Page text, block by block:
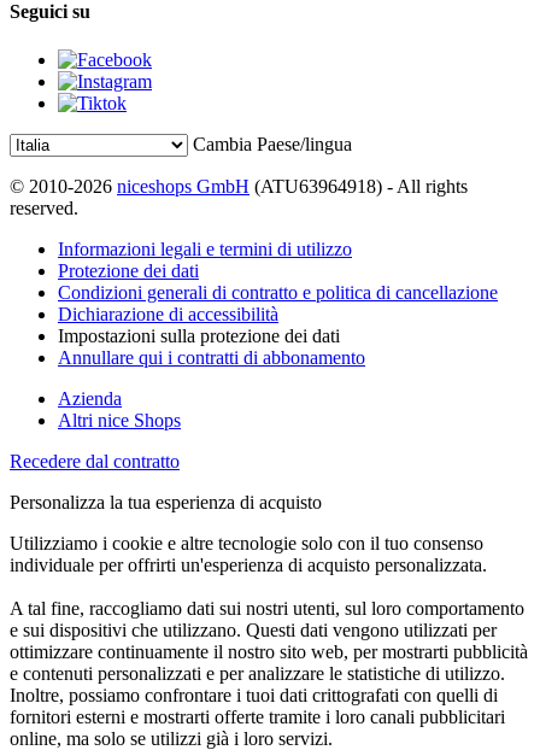
Seguici su
Cambia Paese/lingua
© 2010-2026 niceshops GmbH (ATU63964918) - All rights
reserved.
Informazioni legali e termini di utilizzo
Protezione dei dati
Condizioni generali di contratto e politica di cancellazione
Dichiarazione di accessibilità
Impostazioni sulla protezione dei dati
Annullare qui i contratti di abbonamento
Azienda
Altri nice Shops
Recedere dal contratto
Personalizza la tua esperienza di acquisto
Utilizziamo i cookie e altre tecnologie solo con il tuo consenso
individuale per offrirti un'esperienza di acquisto personalizzata.
A tal fine, raccogliamo dati sui nostri utenti, sul loro comportamento
e sui dispositivi che utilizzano. Questi dati vengono utilizzati per
ottimizzare continuamente il nostro sito web, per mostrarti pubblicità
e contenuti personalizzati e per analizzare le statistiche di utilizzo.
Inoltre, possiamo confrontare i tuoi dati crittografati con quelli di
fornitori esterni e mostrarti offerte tramite i loro canali pubblicitari
online, ma solo se utilizzi già i loro servizi.